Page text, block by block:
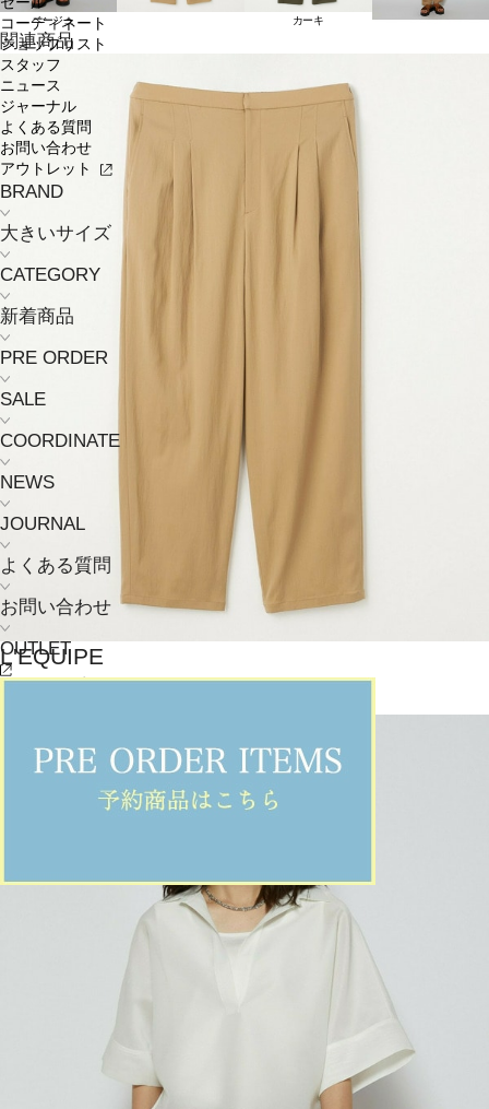
コーディネート
ショップリスト
スタッフ
ニュース
ジャーナル
よくある質問
お問い合わせ
アウトレット
BRAND
大きいサイズ
CATEGORY
新着商品
PRE ORDER
SALE
COORDINATE
NEWS
JOURNAL
よくある質問
お問い合わせ
OUTLET
ベージュ カーキ
関連商品
L'EQUIPE
パンツ(ぱんつ) /